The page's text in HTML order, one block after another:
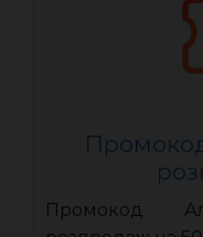
Промокод
Промокод